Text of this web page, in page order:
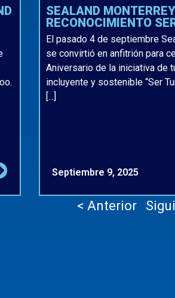
SEALAND
RECONOCIMIENTO
El pasado 4 de septiembre
se convirtió en anfitrión para
Aniversario de la iniciativa de
incluyente y sostenible “Ser
[...]
Septiembre 9, 2025
< Anterior